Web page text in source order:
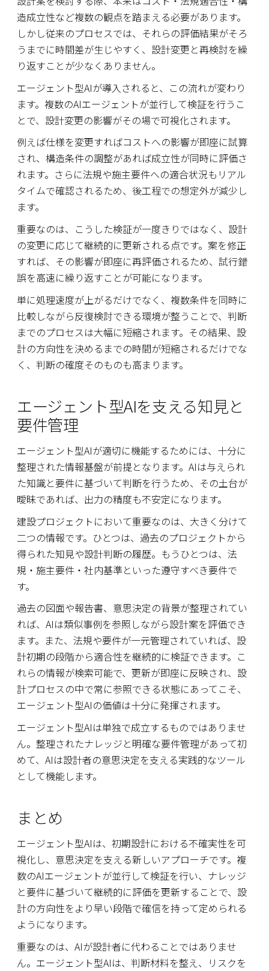
造成立性など複数の観点を踏まえる必要があります。
しかし従来のプロセスでは、それらの評価結果がそろ
うまでに時間差が生じやすく、設計変更と再検討を繰
り返すことが少なくありません。
エージェント型AIが導入されると、この流れが変わり
ます。複数のAIエージェントが並行して検証を行うこ
とで、設計変更の影響がその場で可視化されます。
例えば仕様を変更すればコストへの影響が即座に試算
され、構造条件の調整があれば成立性が同時に評価さ
れます。さらに法規や施主要件への適合状況もリアル
タイムで確認されるため、後工程での想定外が減少し
ます。
重要なのは、こうした検証が一度きりではなく、設計
の変更に応じて継続的に更新される点です。案を修正
すれば、その影響が即座に再評価されるため、試行錯
誤を高速に繰り返すことが可能になります。
単に処理速度が上がるだけでなく、複数条件を同時に
比較しながら反復検討できる環境が整うことで、判断
までのプロセスは大幅に短縮されます。その結果、設
計の方向性を決めるまでの時間が短縮されるだけでな
く、判断の確度そのものも高まります。
エージェント型AIを支える知見と
要件管理
エージェント型AIが適切に機能するためには、十分に
整理された情報基盤が前提となります。AIは与えられ
た知識と要件に基づいて判断を行うため、その土台が
曖昧であれば、出力の精度も不安定になります。
建設プロジェクトにおいて重要なのは、大きく分けて
二つの情報です。ひとつは、過去のプロジェクトから
得られた知見や設計判断の履歴。もうひとつは、法
規・施主要件・社内基準といった遵守すべき要件で
す。
過去の図面や報告書、意思決定の背景が整理されてい
れば、AIは類似事例を参照しながら設計案を評価でき
ます。また、法規や要件が一元管理されていれば、設
計初期の段階から適合性を継続的に検証できます。こ
れらの情報が検索可能で、更新が即座に反映され、設
計プロセスの中で常に参照できる状態にあってこそ、
エージェント型AIの価値は十分に発揮されます。
エージェント型AIは単独で成立するものではありませ
ん。整理されたナレッジと明確な要件管理があって初
めて、AIは設計者の意思決定を支える実践的なツール
として機能します。
まとめ
エージェント型AIは、初期設計における不確実性を可
視化し、意思決定を支える新しいアプローチです。複
数のAIエージェントが並行して検証を行い、ナレッジ
と要件に基づいて継続的に評価を更新することで、設
計の方向性をより早い段階で確信を持って定められる
ようになります。
重要なのは、AIが設計者に代わることではありませ
ん。エージェント型AIは、判断材料を整え、リスクを